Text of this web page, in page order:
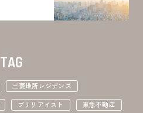
TAG
三菱地所レジデンス
ブリリアイスト
東急不動産